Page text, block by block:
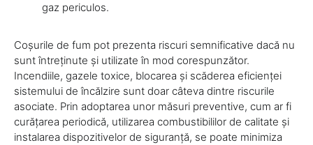
gaz periculos.
Coșurile de fum pot prezenta riscuri semnificative dacă nu
sunt întreținute și utilizate în mod corespunzător.
Incendiile, gazele toxice, blocarea și scăderea eficienței
sistemului de încălzire sunt doar câteva dintre riscurile
asociate. Prin adoptarea unor măsuri preventive, cum ar fi
curățarea periodică, utilizarea combustibililor de calitate și
instalarea dispozitivelor de siguranță, se poate minimiza